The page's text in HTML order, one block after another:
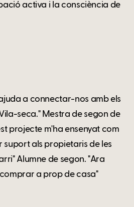
activa i la consciència de
a connectar-nos amb els
seca." Mestra de segon de
projecte m'ha ensenyat com
als propietaris de les
Alumne de segon. "Ara
a prop de casa"